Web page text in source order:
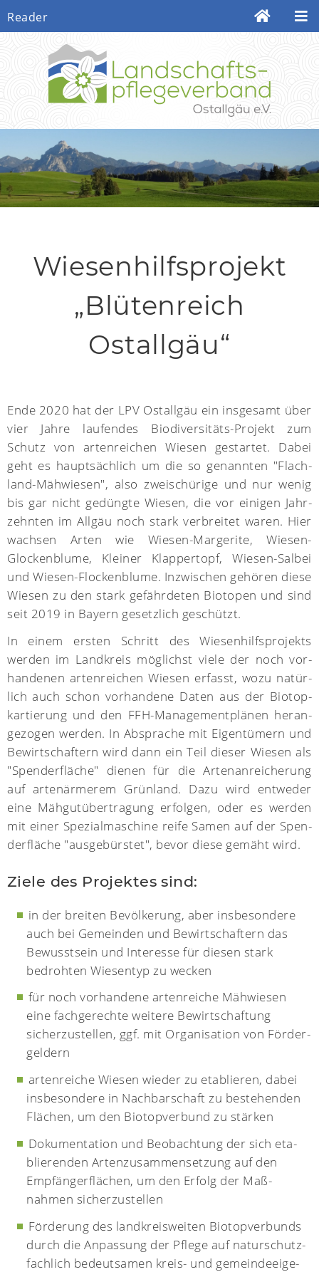
Reader
Wiesenhilfsprojekt
„Blütenreich
Ostallgäu“
Ende 2020 hat der LPV Ostallgäu ein insge­samt über
vier Jahre laufen­des Bio­diver­sitäts-Projekt zum
Schutz von arten­reichen Wiesen gestartet. Dabei
geht es haupt­sächlich um die so genannten "Flach­
land-Mäh­wiesen", also zwei­schürige und nur wenig
bis gar nicht gedüngte Wiesen, die vor einigen Jahr­
zehn­ten im Allgäu noch stark ver­breitet waren. Hier
wachsen Arten wie Wiesen-Margerite, Wiesen-
Glocken­blume, Kleiner Klapper­topf, Wiesen-Salbei
und Wiesen-Flocken­blume. Inzwischen gehören diese
Wiesen zu den stark gefähr­deten Bio­topen und sind
seit 2019 in Bayern gesetz­lich geschützt.
In einem ersten Schritt des Wiesen­hilfs­projekts
werden im Land­kreis mög­lichst viele der noch vor­
han­de­nen arten­reichen Wiesen erfasst, wozu natür­
lich auch schon vor­han­dene Daten aus der Biotop­
kar­tierung und den FFH-Manage­ment­plänen heran­
ge­zogen werden. In Absprache mit Eigen­tümern und
Bewirt­schaf­tern wird dann ein Teil dieser Wiesen als
"Spender­fläche" dienen für die Arten­an­reiche­rung
auf artenärme­rem Grün­land. Dazu wird entweder
eine Mäh­gut­über­tra­gung erfol­gen, oder es werden
mit einer Spezial­maschine reife Samen auf der Spen­
der­fläche "aus­gebürstet", bevor diese gemäht wird.
Ziele des Projektes sind:
in der breiten Bevölkerung, aber insbe­son­dere
auch bei Gemein­den und Bewirt­schaf­tern das
Bewusst­sein und Inter­esse für diesen stark
bedrohten Wiesen­typ zu wecken
für noch vorhandene arten­reiche Mäh­wiesen
eine fach­ge­rechte weitere Bewirt­schaf­tung
sicher­zu­stellen, ggf. mit Organi­sation von Förder­
geldern
artenreiche Wiesen wieder zu etablieren, dabei
ins­be­son­dere in Nach­bar­schaft zu beste­henden
Flächen, um den Biotop­ver­bund zu stärken
Dokumentation und Beob­achtung der sich eta­
blie­ren­den Arten­zu­sam­men­setzung auf den
Empfänger­flächen, um den Erfolg der Maß­
nahmen sicher­zu­stellen
Förderung des land­kreis­weiten Biotop­ver­bunds
durch die Anpas­sung der Pflege auf natur­schutz­
fach­lich be­deut­samen kreis- und gemein­de­eige­